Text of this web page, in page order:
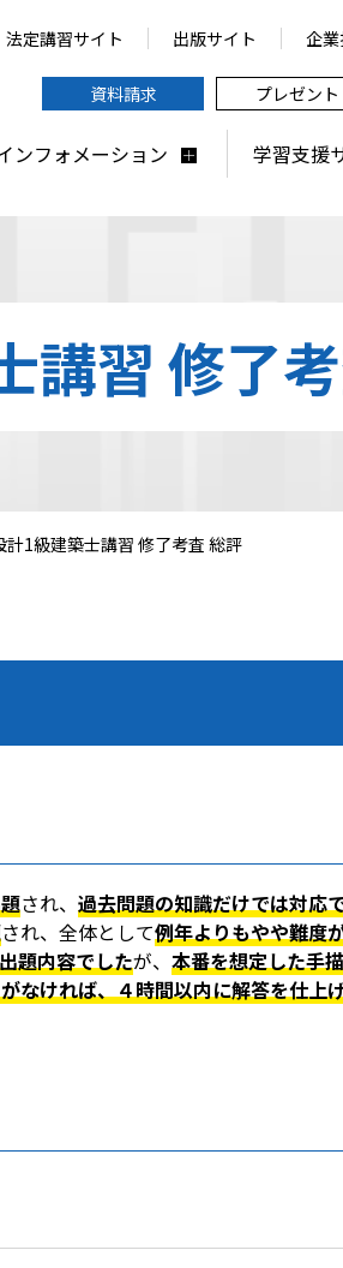
ンフォメーション 学習支援
企
法定講習サイト 出版サイト
資料請求 プレゼント
講習 修了
計1級建築士講習 修了考査 総評
され、 過去問題の知識だけでは対応
され、全体として例年よりもやや難度
題内容でしたが、 本番を想定した手
なければ、４時間以内に解答を仕上